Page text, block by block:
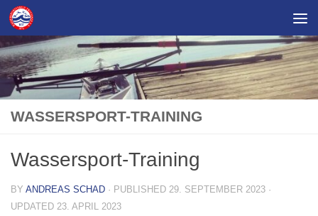
Skip to content
WASSERSPORT-TRAINING
Wassersport-Training
BY ANDREAS SCHAD · PUBLISHED 29. SEPTEMBER 2023 ·
UPDATED 23. APRIL 2023